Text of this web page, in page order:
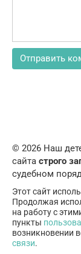
© 2026 Наш
сайта строго
судебном
Этот сайт
Продолжая
на работу с
пункты
возникновении
связи.